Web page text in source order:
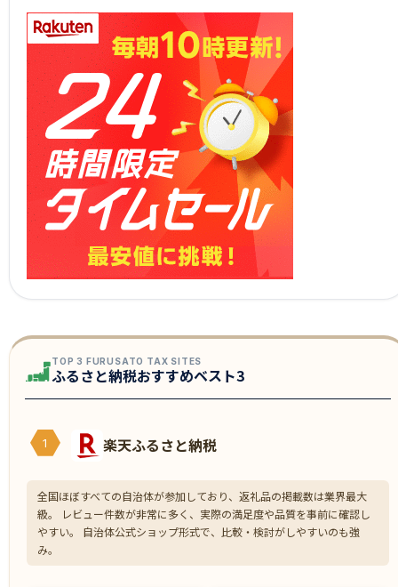
TOP 3 FURUSATO TAX SITES
ふるさと納税おすすめベスト3
1 楽天ふるさと納税
全国ほぼすべての自治体が参加しており、返礼品の掲載数は業界最大
級。 レビュー件数が非常に多く、実際の満足度や品質を事前に確認し
やすい。 自治体公式ショップ形式で、比較・検討がしやすいのも強
み。